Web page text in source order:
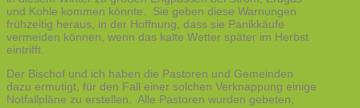
und Kohle kommen könnte. Sie geben diese Warnungen
frühzeitig heraus, in der Hoffnung, dass sie Panikkäufe
vermeiden können, wenn das kalte Wetter später im Herbst
eintrifft.
Der Bischof und ich haben die Pastoren und Gemeinden
dazu ermutigt, für den Fall einer solchen Verknappung einige
Notfallpläne zu erstellen. Alle Pastoren wurden gebeten,